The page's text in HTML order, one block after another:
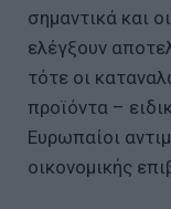
σημαντικά και
ελέγξουν
τότε οι
προϊόντα –
Ευρωπαίοι
οικονομικής